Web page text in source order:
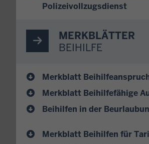
Polizeivollzugsdienst
MERKBLÄTTER
BEIHILFE
Merkblatt
Merkblatt Beihilfefähige
Beihilfen in der
Merkblatt Beihilfen für